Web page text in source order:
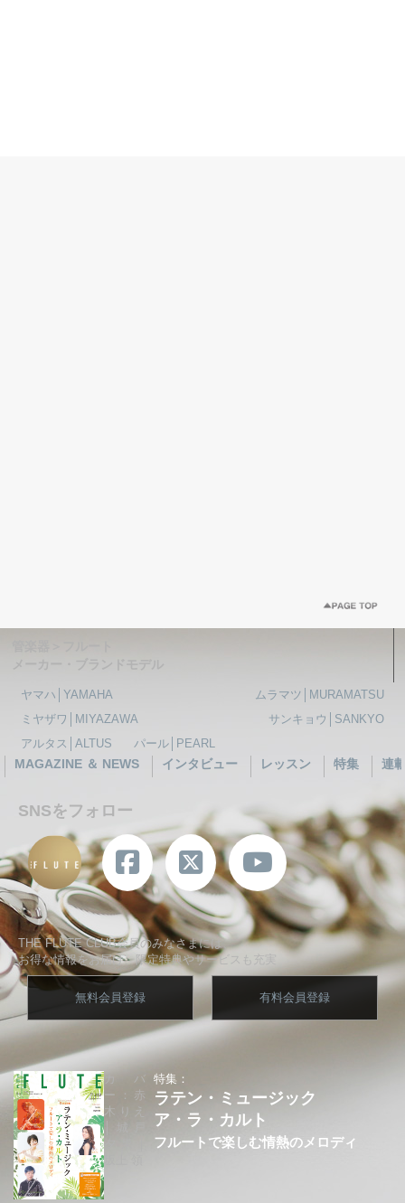
ヤマハ│YAMAHA
ムラマツ│MURAMATSU
ミヤザワ│MIYAZAWA
サンキョウ│SANKYO
アルタス│ALTUS
パール│PEARL
MAGAZINE ＆ NEWS インタビュー レッスン 特集 連
SNSをフォロー
THE FLUTE CLUB会員のみなさまには、
お得な情報をお届け、限定特典やサービスも充実
無料会員登録 有料会員登録
特集：
ラテン・ミュージック
ア・ラ・カルト
フルートで楽しむ情熱のメロディ
カバ
ー：赤
木りえ